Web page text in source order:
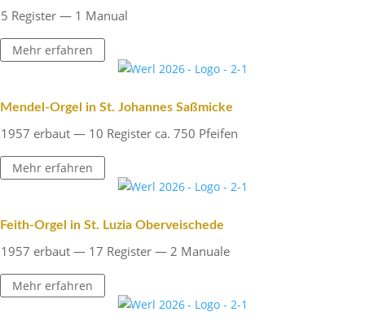
5 Register — 1 Manual
Mehr erfahren
Mendel-Orgel in St. Johannes Saßmicke
1957 erbaut — 10 Register ca. 750 Pfeifen
Mehr erfahren
Feith-Orgel in St. Luzia Oberveischede
1957 erbaut — 17 Register — 2 Manuale
Mehr erfahren